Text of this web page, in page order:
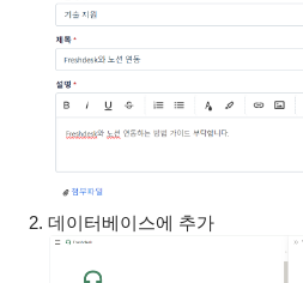
데이터베이스에 추가